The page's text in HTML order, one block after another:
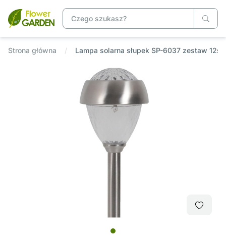
Strona główna Lampa solarna słupek SP-6037 zestaw